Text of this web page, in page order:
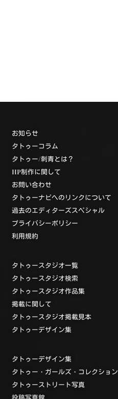
お知らせ
タトゥーコラム
タトゥー/刺青とは？
HP制作に関して
お問い合わせ
タトゥーナビへのリンクについて
過去のエディターズスペシャル
プライバシーポリシー
利用規約
タトゥースタジオ一覧
タトゥースタジオ検索
タトゥースタジオ作品集
掲載に関して
タトゥースタジオ掲載見本
タトゥーデザイン集
タトゥーデザイン集
タトゥー・ガールズ・コレクション
タトゥーストリート写真